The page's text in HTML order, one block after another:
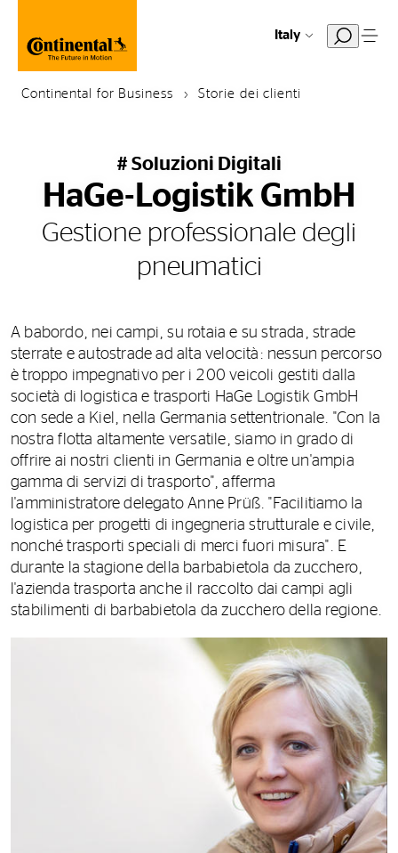
Italy
Continental for Business Storie dei clienti
# Soluzioni Digitali
HaGe-Logistik GmbH
Gestione professionale degli
pneumatici
A babordo, nei campi, su rotaia e su strada, strade
sterrate e autostrade ad alta velocità: nessun percorso
è troppo impegnativo per i 200 veicoli gestiti dalla
società di logistica e trasporti HaGe Logistik GmbH
con sede a Kiel, nella Germania settentrionale. "Con la
nostra flotta altamente versatile, siamo in grado di
offrire ai nostri clienti in Germania e oltre un'ampia
gamma di servizi di trasporto", afferma
l'amministratore delegato Anne Prüß. "Facilitiamo la
logistica per progetti di ingegneria strutturale e civile,
nonché trasporti speciali di merci fuori misura". E
durante la stagione della barbabietola da zucchero,
l'azienda trasporta anche il raccolto dai campi agli
stabilimenti di barbabietola da zucchero della regione.